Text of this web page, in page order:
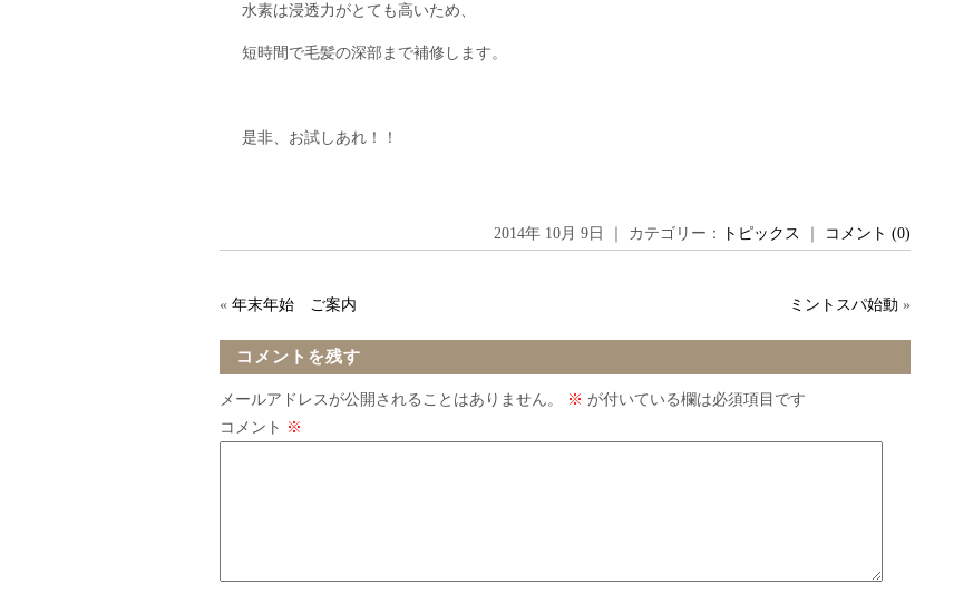
水素は浸透力がとても高いため、
短時間で毛髪の深部まで補修します。
是非、お試しあれ！！
2014年 10月 9日 ｜ カテゴリー： トピックス コメント (0)
« 年末年始 ご案内 ミントスパ始動 »
コメントを残す
メールアドレスが公開されることはありません。 ※ が付いている欄は必須項目です
コメント ※